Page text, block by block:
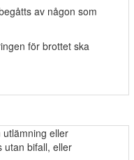
av någon som
för brottet ska
eller
utan bifall, eller